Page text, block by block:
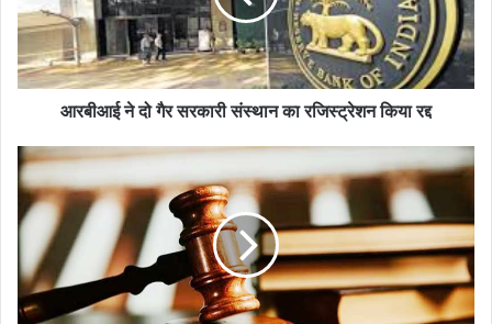
आरबीआई ने दो गैर सरकारी संस्थान का रजिस्ट्रेशन ‎किया रद्द